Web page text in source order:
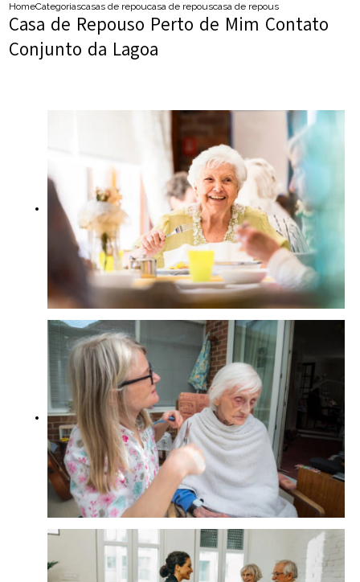
HomeCategoriascasas de repousocasa de repouso para idososcasa de repouso perto de mim
Casa de Repouso Perto de Mim Contato
Conjunto da Lagoa